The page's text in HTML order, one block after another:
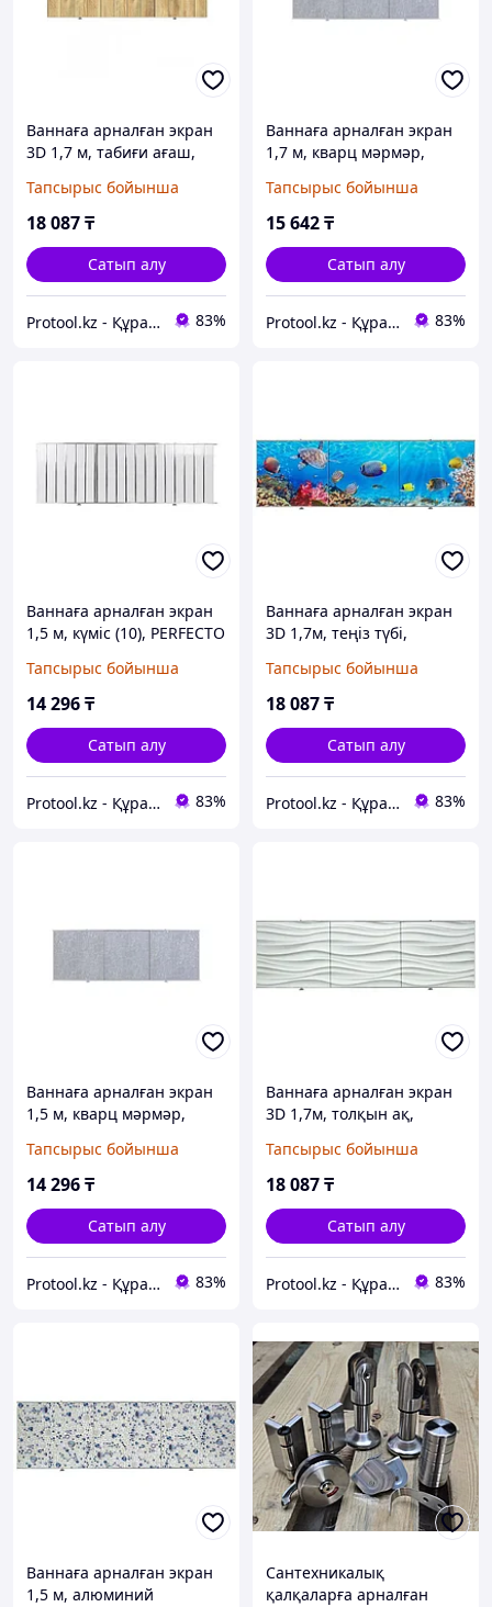
Ваннаға арналған экран
3D 1,7 м, табиғи ағаш,
(PERFECTO LINEA) (36-
031818)
Тапсырыс бойынша
18 087₸
Сатып алу
Protool.kz - Құрал сайман магазины 83%
Ваннаға арналған экран
1,7 м, кварц мәрмәр,
(PERFECTO LINEA) (36-
004260)
Тапсырыс бойынша
15 642₸
Сатып алу
Protool.kz - Құрал сайман магазины 83%
Ваннаға арналған экран
1,5 м, күміс (10), PERFECTO
(36-000152)
Тапсырыс бойынша
14 296₸
Сатып алу
Protool.kz - Құрал сайман магазины 83%
Ваннаға арналған экран
3D 1,7м, теңіз түбі,
(PERFECTO LINEA) (36-
031710)
Тапсырыс бойынша
18 087₸
Сатып алу
Protool.kz - Құрал сайман магазины 83%
Ваннаға арналған экран
1,5 м, кварц мәрмәр,
(PERFECTO LINEA) (36-
004235)
Тапсырыс бойынша
14 296₸
Сатып алу
Protool.kz - Құрал сайман магазины 83%
Ваннаға арналған экран
3D 1,7м, толқын ақ,
(PERFECTO LINEA) (36-
031707)
Тапсырыс бойынша
18 087₸
Сатып алу
Protool.kz - Құрал сайман магазины 83%
Ваннаға арналған экран
1,5 м, алюминий
Сантехникалық
қалқаларға арналған